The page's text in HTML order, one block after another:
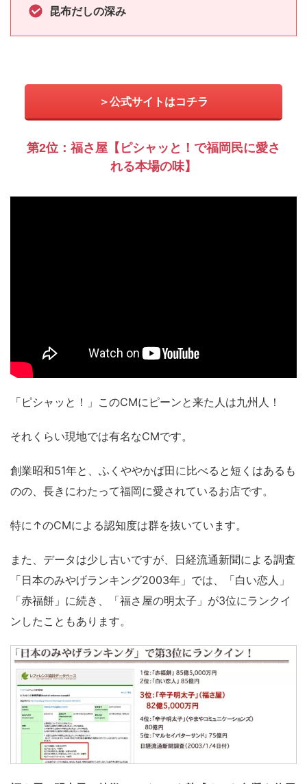
昆布だしの深み
＞公式サイトはコチラ
第2位：福さ屋【ピシャッと！で福岡民に愛さ
れる本場の味】
「ピシャッと！」このCMにピーンと来た人は九州人！
それくらい現地では有名なCMです。
創業昭和51年と、ふくややかば田に比べると短くはあるも
のの、長きにわたって福岡に愛されているお店です。
特に↑のCMによる認知度は群を抜いています。
また、データは少し古いですが、日経流通新聞による調査
「日本のみやげランキング2003年」では、「白い恋人」
「赤福餅」に続き、「福さ屋の明太子」が3位にランクイ
ンしたこともあります。